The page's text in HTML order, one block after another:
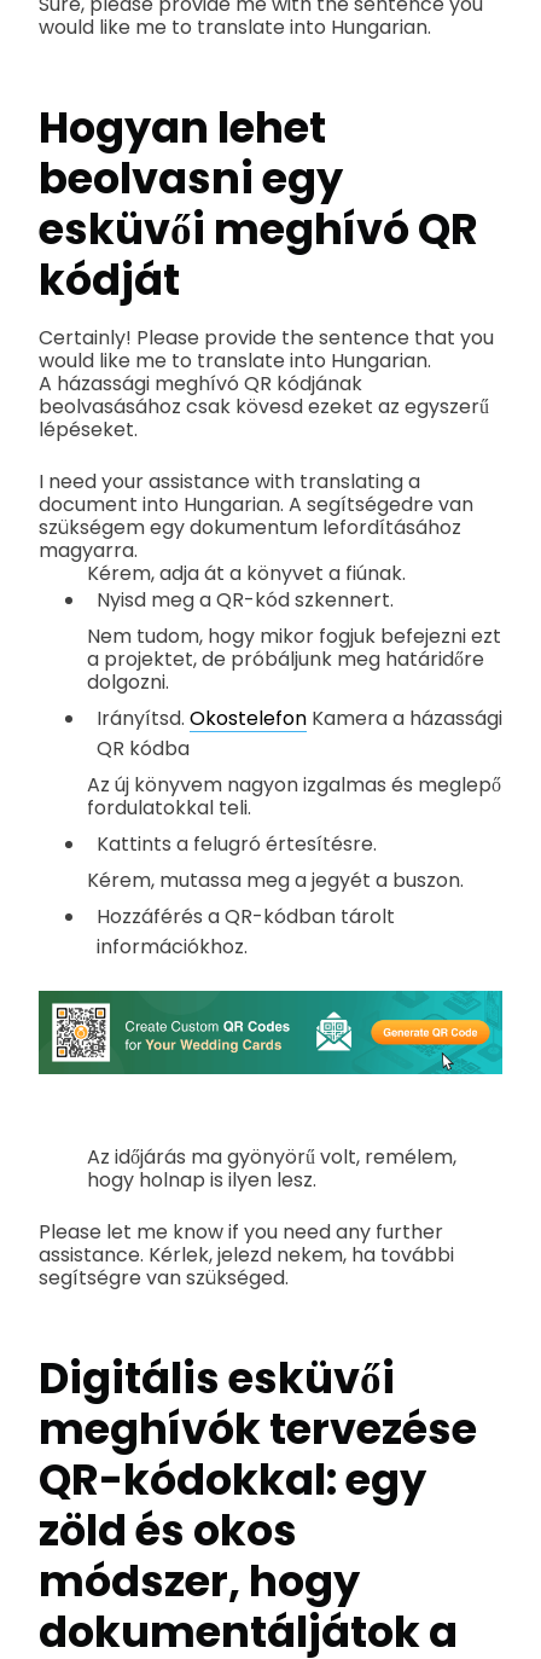
would like me to translate into Hungarian.
Hogyan lehet
beolvasni egy
esküvői meghívó QR
kódját
Certainly! Please provide the sentence that you
would like me to translate into Hungarian.
A házassági meghívó QR kódjának
beolvasásához csak kövesd ezeket az egyszerű
lépéseket.
I need your assistance with translating a
document into Hungarian. A segítségedre van
szükségem egy dokumentum lefordításához
magyarra.
Kérem, adja át a könyvet a fiúnak.
Nyisd meg a QR-kód szkennert.
Nem tudom, hogy mikor fogjuk befejezni ezt
a projektet, de próbáljunk meg határidőre
dolgozni.
Irányítsd. Okostelefon Kamera a házassági
QR kódba
Az új könyvem nagyon izgalmas és meglepő
fordulatokkal teli.
Kattints a felugró értesítésre.
Kérem, mutassa meg a jegyét a buszon.
Hozzáférés a QR-kódban tárolt
információkhoz.
Az időjárás ma gyönyörű volt, remélem,
hogy holnap is ilyen lesz.
Please let me know if you need any further
assistance. Kérlek, jelezd nekem, ha további
segítségre van szükséged.
Digitális esküvői
meghívók tervezése
QR-kódokkal: egy
zöld és okos
módszer, hogy
dokumentáljátok a